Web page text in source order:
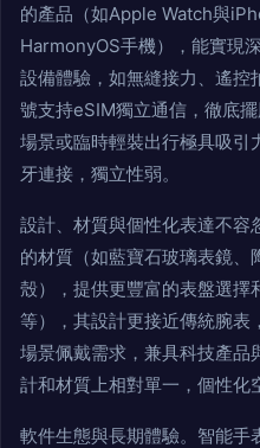
的產品（如Apple Watch與
HarmonyOS手機），能實現
設備體驗，如無縫接力、遙控
號支持eSIM獨立通信，徹底
場景或臨時輕裝出行極具吸引
牙連接，獨立性弱。
設計、材質與個性化表達不容
的材質（如藍寶石玻璃表鏡、
殼），提供更豐富的表盤選擇
等），其設計更接近傳統腕表
場景佩戴需求，兼具科技產品
計和材質上相對單一，個性化
軟件生態與長期體驗。智能手